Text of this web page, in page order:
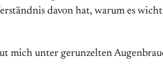
davon hat, warum es
mich unter gerunzelten